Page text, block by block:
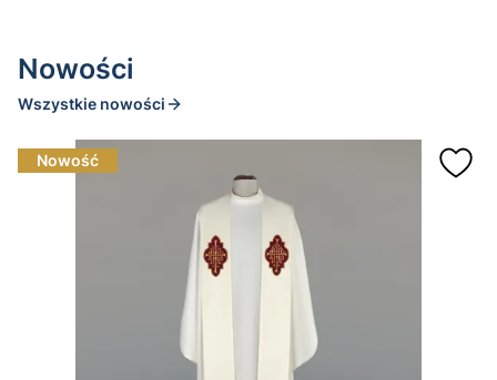
Nowości
Wszystkie nowości
Nowość